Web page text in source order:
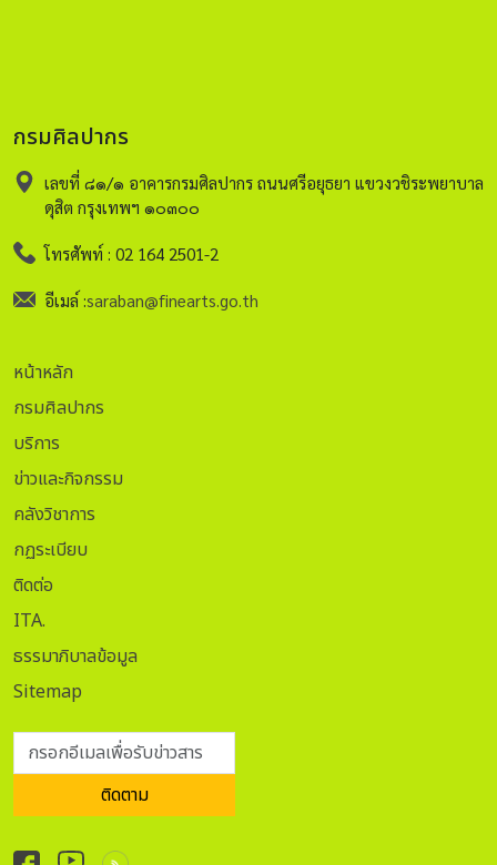
กรมศิลปากร
เลขที่ ๘๑/๑ อาคารกรมศิลปากร ถนนศรีอยุธยา แขวงวชิระพยาบาล
ดุสิต กรุงเทพฯ ๑๐๓๐๐
โทรศัพท์ : 02 164 2501-2
อีเมล์ :saraban@finearts.go.th
หน้าหลัก
กรมศิลปากร
บริการ
ข่าวและกิจกรรม
คลังวิชาการ
กฏระเบียบ
ติดต่อ
ITA.
ธรรมาภิบาลข้อมูล
Sitemap
กรอกอีเมลเพื่อรับข่าวสาร
ติดตาม